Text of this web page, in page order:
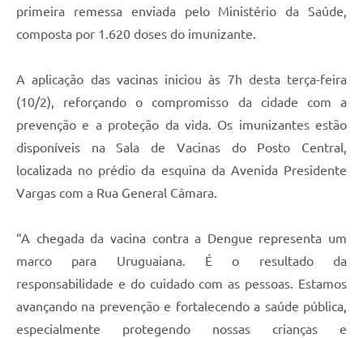
COPIR - Coordenadoria de Promoção de Igualdade Racial
Contratos
Obras
Galeria de Vídeos
Telefones Úteis
primeira remessa enviada pelo Ministério da Saúde,
composta por 1.620 doses do imunizante.
A aplicação das vacinas iniciou às 7h desta terça-feira
(10/2), reforçando o compromisso da cidade com a
prevenção e a proteção da vida. Os imunizantes estão
disponíveis na Sala de Vacinas do Posto Central,
localizada no prédio da esquina da Avenida Presidente
Vargas com a Rua General Câmara.
“A chegada da vacina contra a Dengue representa um
marco para Uruguaiana. É o resultado da
responsabilidade e do cuidado com as pessoas. Estamos
avançando na prevenção e fortalecendo a saúde pública,
especialmente protegendo nossas crianças e